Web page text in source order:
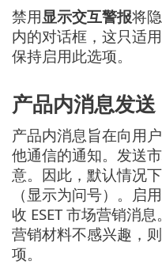
禁用显示交互警报将
内的对话框，这只适
保持启用此选项。
产品内消息发送
产品内消息旨在向用
他通信的通知。发送
意。因此，默认情况
（显示为问号）。启
收 ESET 市场营销消
营销材料不感兴趣，
项。